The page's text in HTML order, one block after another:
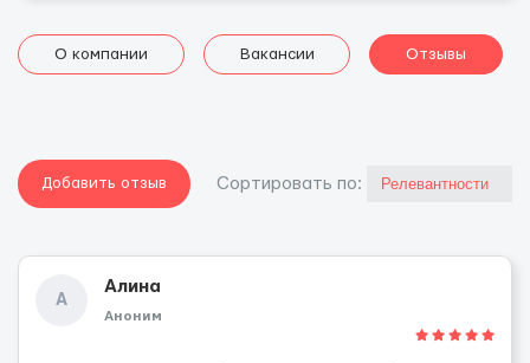
О компании Вакансии Отзывы
Добавить отзыв Cортировать по:
А
Алина
Аноним